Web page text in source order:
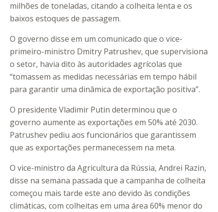
milhões de toneladas, citando a colheita lenta e os
baixos estoques de passagem.
O governo disse em um comunicado que o vice-
primeiro-ministro Dmitry Patrushev, que supervisiona
o setor, havia dito às autoridades agrícolas que
“tomassem as medidas necessárias em tempo hábil
para garantir uma dinâmica de exportação positiva”.
O presidente Vladimir Putin determinou que o
governo aumente as exportações em 50% até 2030.
Patrushev pediu aos funcionários que garantissem
que as exportações permanecessem na meta.
O vice-ministro da Agricultura da Rússia, Andrei Razin,
disse na semana passada que a campanha de colheita
começou mais tarde este ano devido às condições
climáticas, com colheitas em uma área 60% menor do